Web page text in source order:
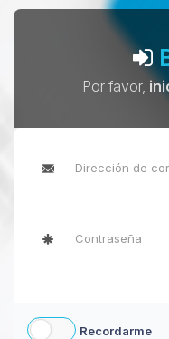
Por favor,
Recordarme